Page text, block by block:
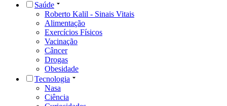
Saúde
Roberto Kalil - Sinais Vitais
Alimentação
Exercícios Físicos
Vacinação
Câncer
Drogas
Obesidade
Tecnologia
Nasa
Ciência